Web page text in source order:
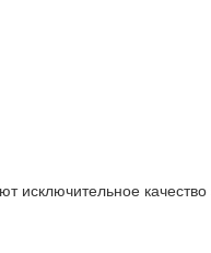
исключительное